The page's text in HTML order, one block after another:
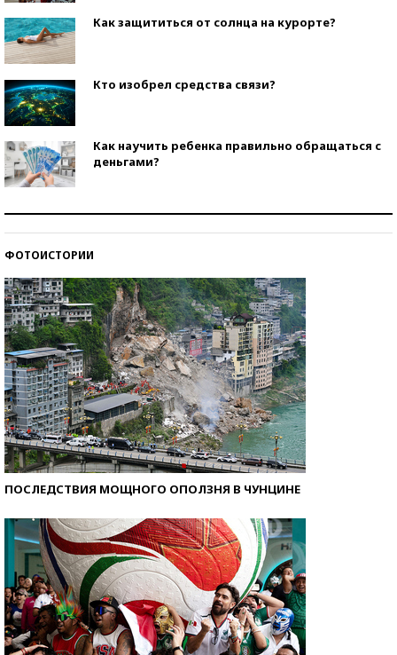
Как защититься от солнца на курорте?
Кто изобрел средства связи?
Как научить ребенка правильно обращаться с
деньгами?
ФОТОИСТОРИИ
ПОСЛЕДСТВИЯ МОЩНОГО ОПОЛЗНЯ В ЧУНЦИНЕ